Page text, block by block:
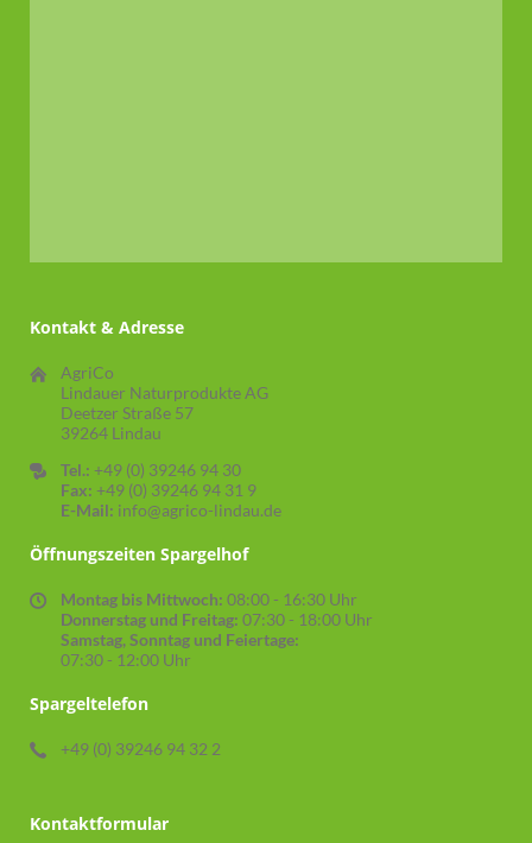
Kontakt & Adresse
AgriCo
Lindauer Naturprodukte AG
Deetzer Straße 57
39264 Lindau
Tel.: +49 (0) 39246 94 30
Fax: +49 (0) 39246 94 31 9
E-Mail: info@agrico-lindau.de
Öffnungszeiten Spargelhof
Montag bis Mittwoch: 08:00 - 16:30 Uhr
Donnerstag und Freitag: 07:30 - 18:00 Uhr
Samstag, Sonntag und Feiertage:
07:30 - 12:00 Uhr
Spargeltelefon
+49 (0) 39246 94 32 2
Kontaktformular